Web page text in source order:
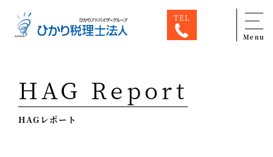
TEL
Menu
専門家一覧
ひかり税理士法人について
HAG Report
HAGレポート